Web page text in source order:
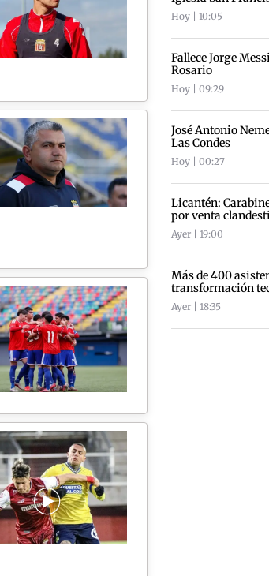
Hoy | 10:05
Fallece Jorge
Rosario
Hoy | 09:29
José Antonio
Las Condes
Hoy | 00:27
Licantén:
por venta
Ayer | 19:00
Más de 400
transformación
Ayer | 18:35